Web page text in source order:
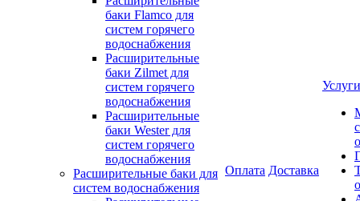
баки Flamco для
систем горячего
водоснабжения
Расширительные
баки Zilmet для
систем горячего
водоснабжения
Расширительные
баки Wester для
систем горячего
водоснабжения
Расширительные баки для
систем водоснабжения
Оплата Доставка
Услуги